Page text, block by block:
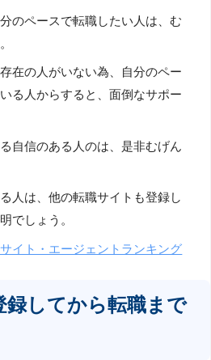
のペースで転職したい人は、む
在の人がいない為、自分のペー
る人からすると、面倒なサポー
自信のある人のは、是非むげん
人は、他の転職サイトも登録し
でしょう。
イト・エージェントランキング
録してから転職まで